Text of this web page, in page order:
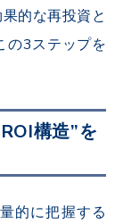
的な再投資と
の3ステップを
構造”を
的に把握する